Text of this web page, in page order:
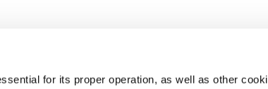
for its proper operation, as well as other